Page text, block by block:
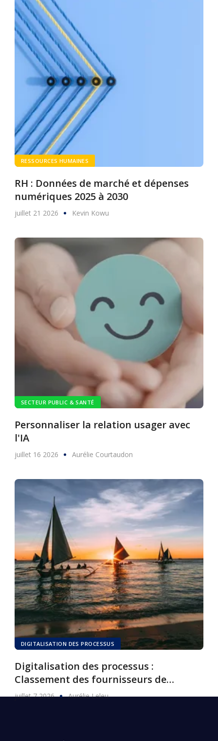
RESSOURCES HUMAINES
RH : Données de marché et dépenses
numériques 2025 à 2030
juillet 21 2026 Kevin Kowu
SECTEUR PUBLIC & SANTÉ
Personnaliser la relation usager avec
l'IA
juillet 16 2026 Aurélie Courtaudon
DIGITALISATION DES PROCESSUS
Digitalisation des processus :
Classement des fournisseurs de
logiciels, 2026
juillet 7 2026 Aurélie Leleu